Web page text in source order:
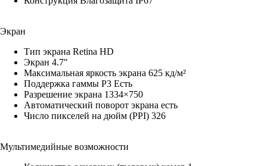
Экран
Тип экрана Retina HD
Экран 4.7"
Максимальная яркость экрана 625 кд/м²
Поддержка гаммы P3 Есть
Разрешение экрана 1334×750
Автоматический поворот экрана есть
Число пикселей на дюйм (PPI) 326
Мультимедийные возможности